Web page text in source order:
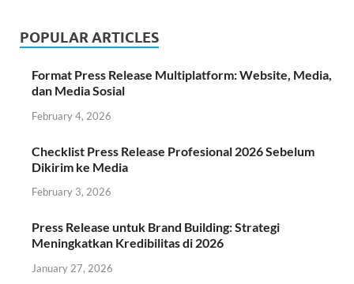
POPULAR ARTICLES
Format Press Release Multiplatform: Website, Media,
dan Media Sosial
February 4, 2026
Checklist Press Release Profesional 2026 Sebelum
Dikirim ke Media
February 3, 2026
Press Release untuk Brand Building: Strategi
Meningkatkan Kredibilitas di 2026
January 27, 2026